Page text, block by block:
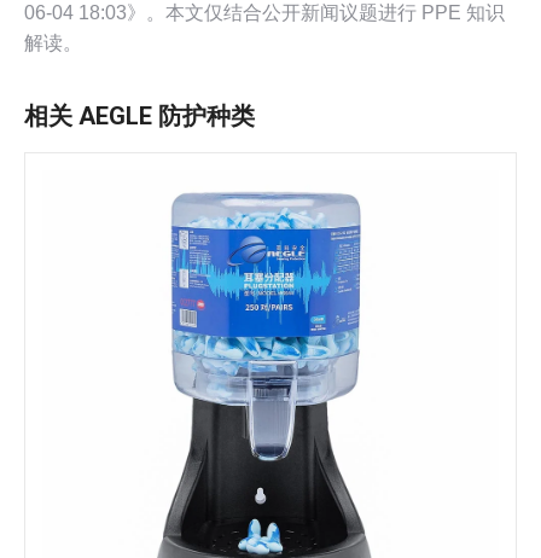
06-04 18:03》。本文仅结合公开新闻议题进行 PPE 知识
解读。
相关 AEGLE 防护种类